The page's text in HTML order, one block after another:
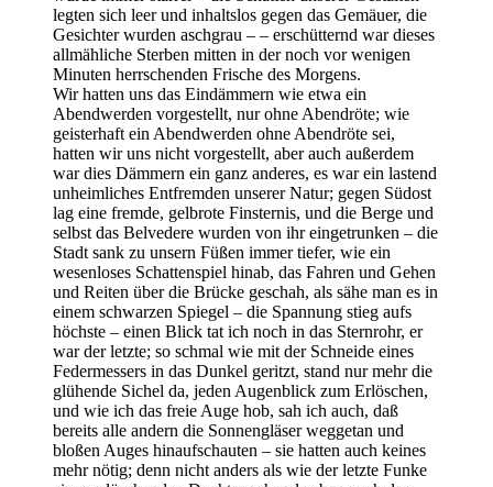
legten sich leer und inhaltslos gegen das Gemäuer, die
Gesichter wurden aschgrau – – erschütternd war dieses
allmähliche Sterben mitten in der noch vor wenigen
Minuten herrschenden Frische des Morgens.
Wir hatten uns das Eindämmern wie etwa ein
Abendwerden vorgestellt, nur ohne Abendröte; wie
geisterhaft ein Abendwerden ohne Abendröte sei,
hatten wir uns nicht vorgestellt, aber auch außerdem
war dies Dämmern ein ganz anderes, es war ein lastend
unheimliches Entfremden unserer Natur; gegen Südost
lag eine fremde, gelbrote Finsternis, und die Berge und
selbst das Belvedere wurden von ihr eingetrunken – die
Stadt sank zu unsern Füßen immer tiefer, wie ein
wesenloses Schattenspiel hinab, das Fahren und Gehen
und Reiten über die Brücke geschah, als sähe man es in
einem schwarzen Spiegel – die Spannung stieg aufs
höchste – einen Blick tat ich noch in das Sternrohr, er
war der letzte; so schmal wie mit der Schneide eines
Federmessers in das Dunkel geritzt, stand nur mehr die
glühende Sichel da, jeden Augenblick zum Erlöschen,
und wie ich das freie Auge hob, sah ich auch, daß
bereits alle andern die Sonnengläser weggetan und
bloßen Auges hinaufschauten – sie hatten auch keines
mehr nötig; denn nicht anders als wie der letzte Funke